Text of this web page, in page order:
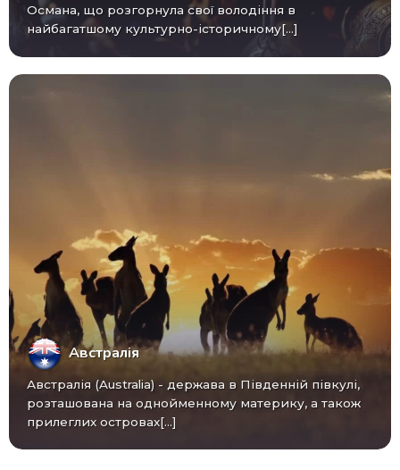
Османа, що розгорнула свої володіння в
найбагатшому культурно-історичному[...]
Австралія
Австралія (Australia) - ​​держава в Південній півкулі,
розташована на однойменному материку, а також
прилеглих островах[...]